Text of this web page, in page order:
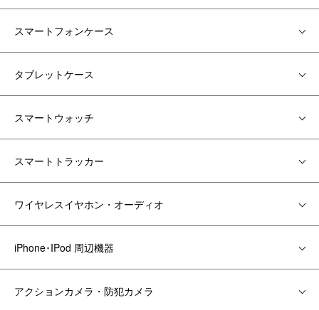
スマートフォンケース
タブレットケース
スマートウォッチ
スマートトラッカー
ワイヤレスイヤホン・オーディオ
iPhone･IPod 周辺機器
アクションカメラ・防犯カメラ